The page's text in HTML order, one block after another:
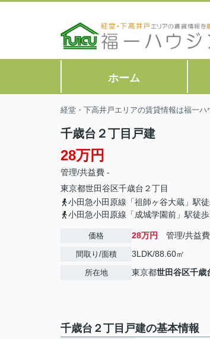
ホーム
経堂・下高井戸エリアの賃貸情報は福一ハ
千歳台２丁目戸建
28万円
管理/共益費 -
東京都世田谷区千歳台 ２丁目
小田急小田原線「祖師ヶ谷大蔵」駅
小田急小田原線「成城学園前」駅徒
価格 28万円 管理/共益費
間取り/面積 3LDK/88.60㎡
所在地 東京都世田谷区千歳
千歳台２丁目戸建の基本情報